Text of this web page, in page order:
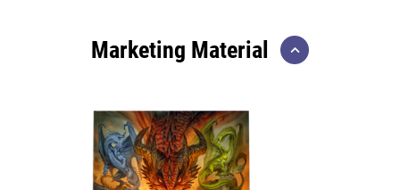
Marketing Material